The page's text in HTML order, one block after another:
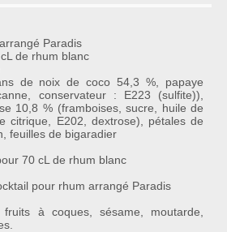
Paradis
de rhum blanc
de noix de coco 54,3 %, papaye
conservateur : E223 (sulfite)),
10,8 % (framboises, sucre, huile de
citrique, E202, dextrose), pétales de
feuilles de bigaradier
70 cL de rhum blanc
pour rhum arrangé Paradis
à coques, sésame, moutarde,